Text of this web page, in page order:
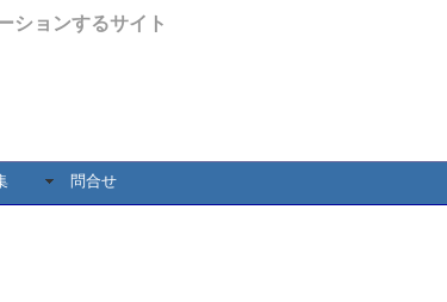
ションするサイト
問合せ